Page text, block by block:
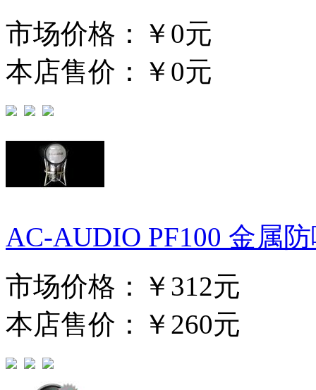
市场价格：
￥0元
本店售价：
￥0元
AC-AUDIO PF100 金属
市场价格：
￥312元
本店售价：
￥260元